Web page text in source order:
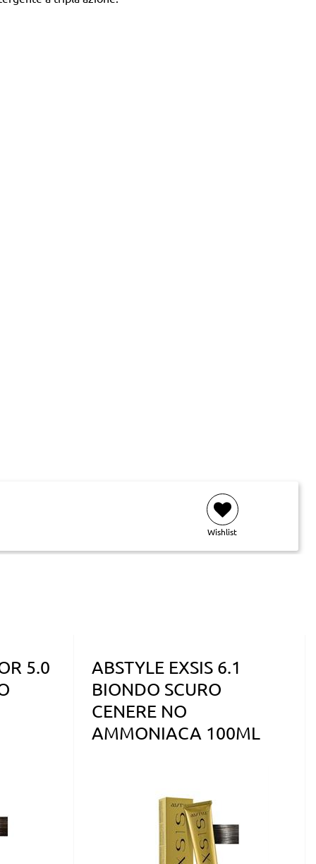
Wishlist
5.0
ABSTYLE EXSIS 6.1
BIONDO SCURO
CENERE NO
AMMONIACA 100ML